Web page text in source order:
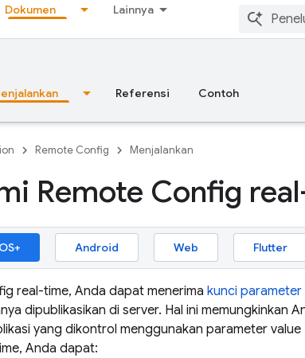
Dokumen Lainnya
Referensi Contoh
Remote Config Menjalankan
Remote Config
Android Web Flutter
real-time, Anda dapat menerima kunci
dipublikasikan di server. Hal ini memungkinkan
yang dikontrol menggunakan parameter value
Anda dapat: